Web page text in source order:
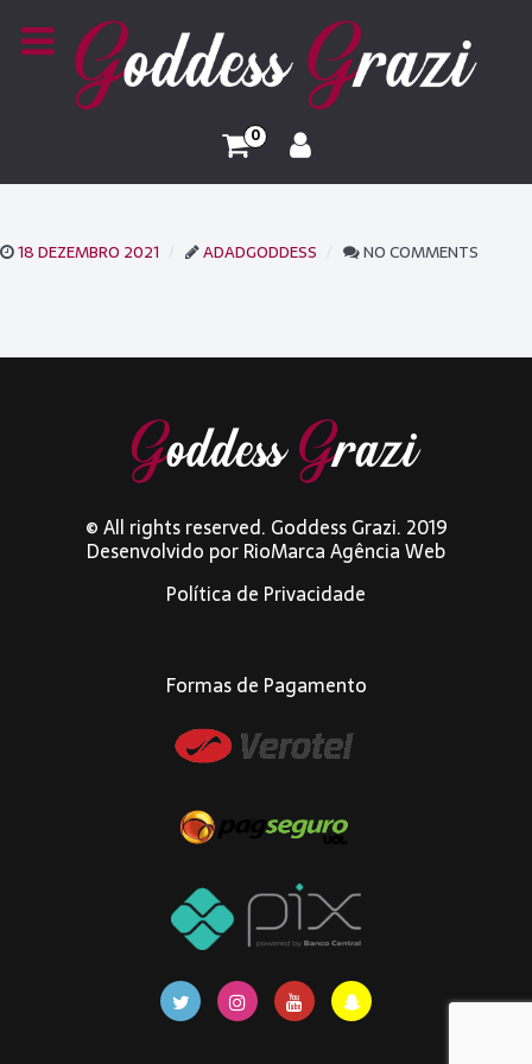
0
18 DEZEMBRO 2021 ADADGODDESS NO COMMENTS
© All rights reserved. Goddess Grazi. 2019
Desenvolvido porRioMarca Agência Web
Política de Privacidade
Formas de Pagamento